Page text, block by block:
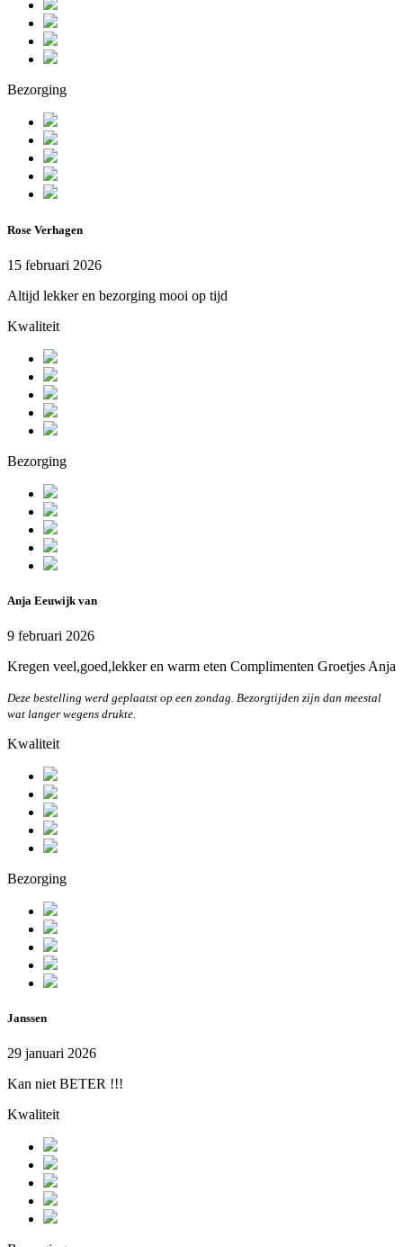
Bezorging
Rose Verhagen
15 februari 2026
Altijd lekker en bezorging mooi op tijd
Kwaliteit
Bezorging
Anja Eeuwijk van
9 februari 2026
Kregen veel,goed,lekker en warm eten Complimenten Groetjes Anja
Deze bestelling werd geplaatst op een zondag. Bezorgtijden zijn dan meestal
wat langer wegens drukte.
Kwaliteit
Bezorging
Janssen
29 januari 2026
Kan niet BETER !!!
Kwaliteit